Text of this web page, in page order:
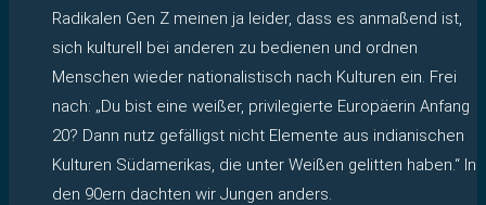
Radikalen Gen Z meinen ja leider, dass es anmaßend ist,
sich kulturell bei anderen zu bedienen und ordnen
Menschen wieder nationalistisch nach Kulturen ein. Frei
nach: „Du bist eine weißer, privilegierte Europäerin Anfang
20? Dann nutz gefälligst nicht Elemente aus indianischen
Kulturen Südamerikas, die unter Weißen gelitten haben.“ In
den 90ern dachten wir Jungen anders.